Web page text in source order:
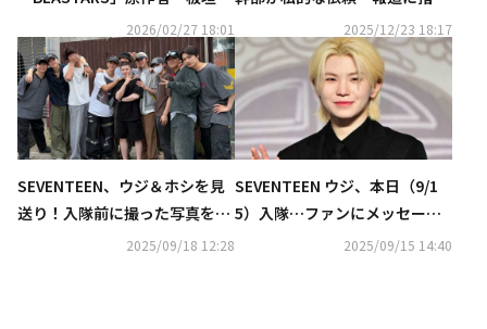
留とスペシャル対談！デジタル
シングル「Tiny Light」配信ス
タート
2026/02/27 18:01
の声「不適切だ」2025/12/23 18:17
SEVENTEEN、ウジ＆ホシを見
送り！入隊前に撮った写真を公
開…坊主頭をなでる様子も（動
2025/09/18 12:28
SEVENTEEN ウジ、本日（9/1
5）入隊…ファンにメッセージ
「元気に行ってくる」2025/09/15 14:40